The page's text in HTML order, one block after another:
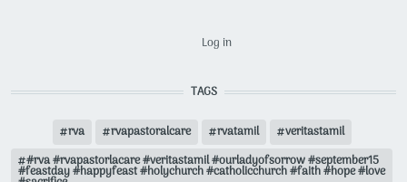
Log in
TAGS
rva rvapastoralcare rvatamil
veritastamil
#rva #rvapastorlacare #veritastamil #ourladyofsorrow #september15
#feastday #happyfeast #holychurch #catholicchurch #faith #hope #love